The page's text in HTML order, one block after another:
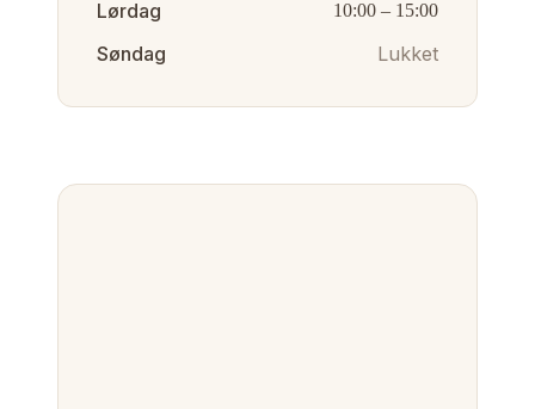
Lørdag 10:00 – 15:00
Søndag Lukket